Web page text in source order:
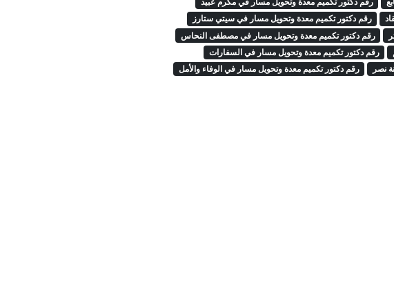
رقم دكتور تكميم معدة وتحويل مسار في سيتي ستارز
رقم دكتور تكميم معدة وتحويل مسار في مصطفى النحاس
رقم دكتور تكميم معدة وتحويل مسار في السفارات
نصر
رقم دكتور تكميم معدة وتحويل مسار في الوفاء والأمل